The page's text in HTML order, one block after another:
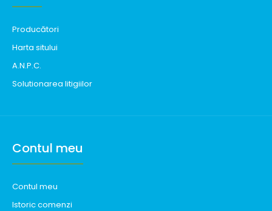
Producători
Harta sitului
A.N.P.C.
Solutionarea litigiilor
Contul meu
Contul meu
Istoric comenzi